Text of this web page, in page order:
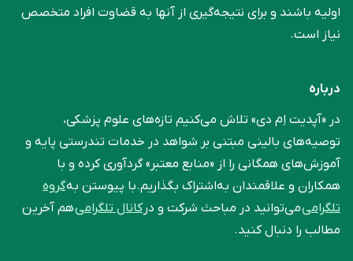
اولیه باشند و برای نتیجه‌گیری از آنها به قضاوت افراد متخصص
نیاز است.
درباره
در «آپدیت اِم دی» تلاش می‌کنیم تازه‌های علوم پزشکی،
توصیه‌های بالینی مبتنی بر شواهد در خدمات تندرستی پایه و
آموزش‌های همگانی را از «منابع معتبر» گردآوری کرده و با
همکاران و علاقمندان به‌اشتراک بگذاریم.با پیوستن بهگروه
تلگرامیمی‌توانید در مباحث شرکت و درکانال تلگرامیهم آخرین
مطالب را دنبال کنید.